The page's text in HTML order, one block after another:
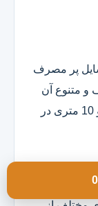
پر مصرف
و متنوع آن
در مغازه موجود باشد.انواع مختلف 3 5 7.5 و 10 متری در
لاستیکی